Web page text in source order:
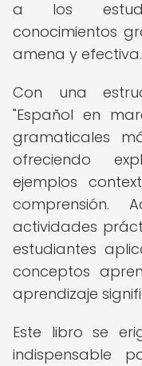
a los
conocimientos
amena y efectiva.
Con una
"Español en
gramaticales
ofreciendo
ejemplos
comprensión.
actividades
estudiantes
conceptos
aprendizaje
Este libro se
indispensable